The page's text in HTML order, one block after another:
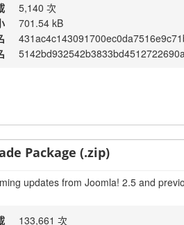
5,140 次
701.54 kB
Package (.zip)
updates from Joomla! 2.5 and
133,661 次